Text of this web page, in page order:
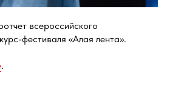
всероссийского
фестиваля «Алая лента».
.